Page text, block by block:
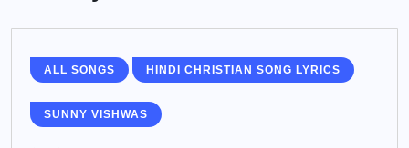
ALL SONGS HINDI CHRISTIAN SONG LYRICS
SUNNY VISHWAS